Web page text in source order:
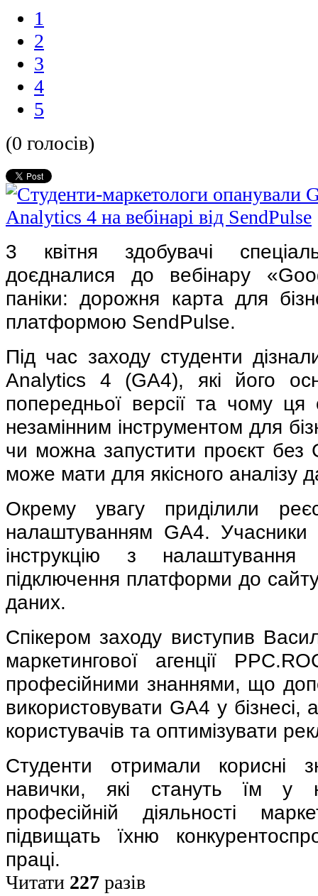
1
2
3
4
5
(0 голосів)
3 квітня здобувачі
доєдналися до вебінару
паніки: дорожня карта для
платформою SendPulse.
Під час заходу студенти
Analytics 4 (GA4), які його
попередньої версії та чому ця
незамінним інструментом для
чи можна запустити проєкт без
може мати для якісного аналізу
Окрему увагу приділили
налаштуванням GA4. Учасники
інструкцію з налаштування
підключення платформи до
даних.
Спікером заходу виступив
маркетингової агенції
професійними знаннями, що
використовувати GA4 у бізнесі,
користувачів та оптимізувати
Студенти отримали корисні
навички, які стануть їм у
професійній діяльності
підвищать їхню
праці.
Читати 227 разів